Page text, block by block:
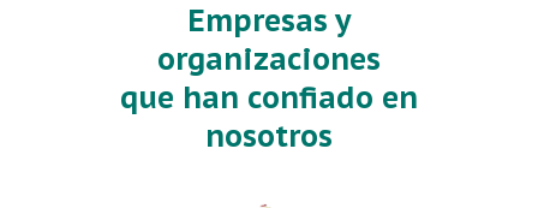
Empresas y
organizaciones
que han confiado en
nosotros